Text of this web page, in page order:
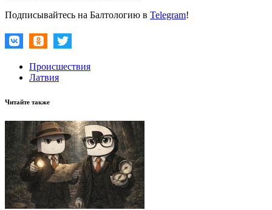
Подписывайтесь на Балтологию в Telegram!
Происшествия
Латвия
Читайте также